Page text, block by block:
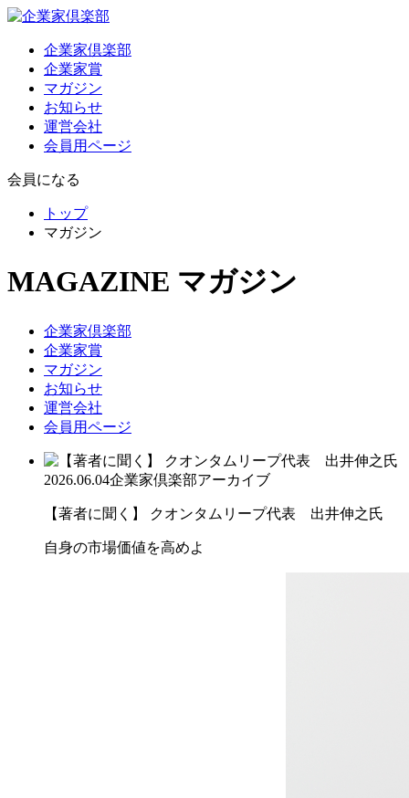
企業家倶楽部
企業家賞
マガジン
お知らせ
運営会社
会員用ページ
会員になる
トップ
マガジン
MAGAZINE マガジン
企業家倶楽部
企業家賞
マガジン
お知らせ
運営会社
会員用ページ
2026.06.04企業家倶楽部アーカイブ
【著者に聞く】 クオンタムリープ代表 出井伸之氏
自身の市場価値を高めよ